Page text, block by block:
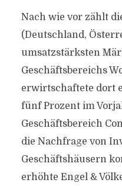
Nach wie vor zählt
(Deutschland,
umsatzstärksten
Geschäftsbereichs
erwirtschaftete dort
fünf Prozent im
Geschäftsbereich
die Nachfrage von
Geschäftshäusern
erhöhte Engel &